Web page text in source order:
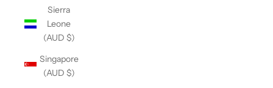
Sierra
Leone
(AUD $)
Singapore
(AUD $)